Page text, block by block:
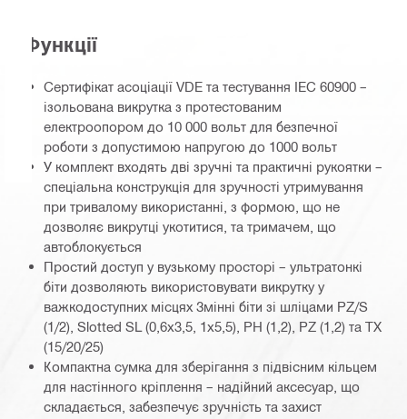
Функції
Сертифікат асоціації VDE та тестування IEC 60900 –
ізольована викрутка з протестованим
електроопором до 10 000 вольт для безпечної
роботи з допустимою напругою до 1000 вольт
У комплект входять дві зручні та практичні рукоятки –
спеціальна конструкція для зручності утримування
при тривалому використанні, з формою, що не
дозволяє викрутці укотитися, та тримачем, що
автоблокується
Простий доступ у вузькому просторі – ультратонкі
біти дозволяють використовувати викрутку у
важкодоступних місцях Змінні біти зі шліцами PZ/S
(1/2), Slotted SL (0,6x3,5, 1x5,5), PH (1,2), PZ (1,2) та TX
(15/20/25)
Компактна сумка для зберігання з підвісним кільцем
для настінного кріплення – надійний аксесуар, що
складається, забезпечує зручність та захист